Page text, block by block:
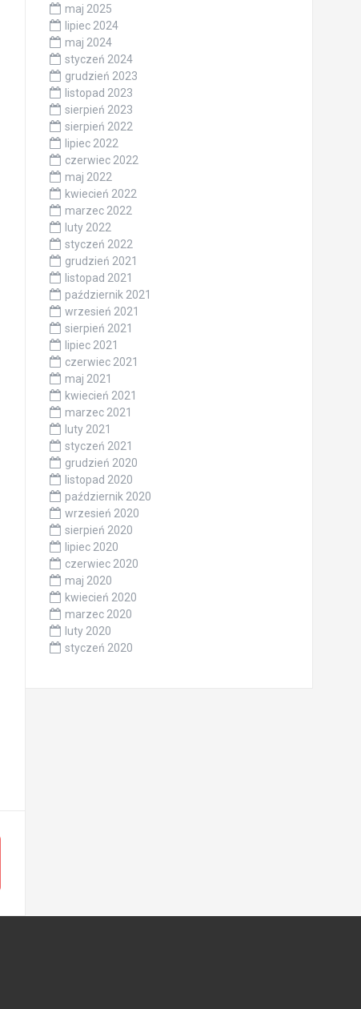
maj 2025
lipiec 2024
maj 2024
styczeń 2024
grudzień 2023
listopad 2023
sierpień 2023
sierpień 2022
lipiec 2022
czerwiec 2022
maj 2022
kwiecień 2022
marzec 2022
luty 2022
styczeń 2022
grudzień 2021
listopad 2021
październik 2021
wrzesień 2021
sierpień 2021
lipiec 2021
czerwiec 2021
maj 2021
kwiecień 2021
marzec 2021
luty 2021
styczeń 2021
grudzień 2020
listopad 2020
październik 2020
wrzesień 2020
sierpień 2020
lipiec 2020
czerwiec 2020
maj 2020
kwiecień 2020
marzec 2020
luty 2020
styczeń 2020